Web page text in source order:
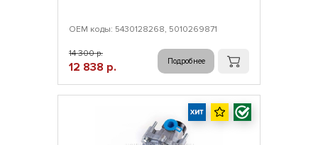
ОЕМ коды: 5430128268, 5010269871
14 300 р.
12 838 р. Подробнее